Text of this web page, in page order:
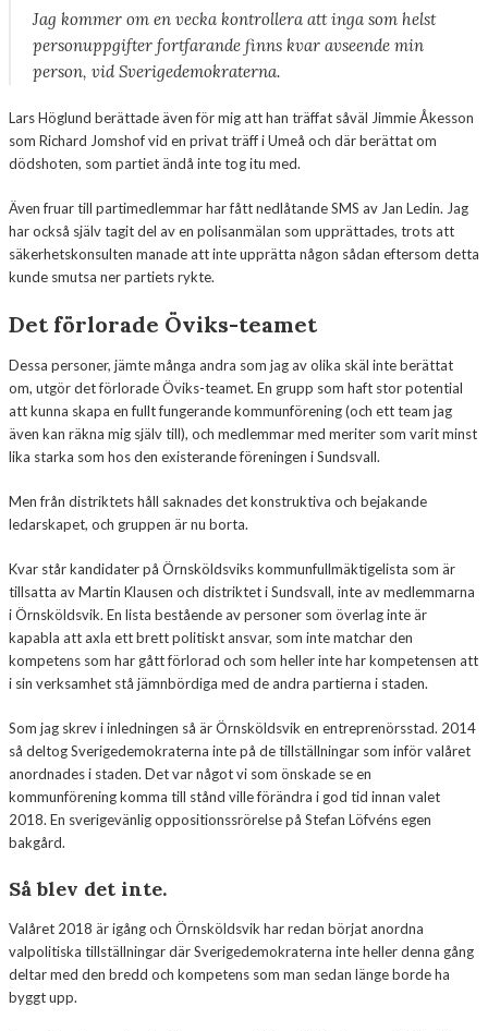
Jag kommer om en vecka kontrollera att inga som helst
personuppgifter fortfarande finns kvar avseende min
person, vid Sverigedemokraterna.
Lars Höglund berättade även för mig att han träffat såväl Jimmie Åkesson
som Richard Jomshof vid en privat träff i Umeå och där berättat om
dödshoten, som partiet ändå inte tog itu med.
Även fruar till partimedlemmar har fått nedlåtande SMS av Jan Ledin. Jag
har också själv tagit del av en polisanmälan som upprättades, trots att
säkerhetskonsulten manade att inte upprätta någon sådan eftersom detta
kunde smutsa ner partiets rykte.
Det förlorade Öviks-teamet
Dessa personer, jämte många andra som jag av olika skäl inte berättat
om, utgör det förlorade Öviks-teamet. En grupp som haft stor potential
att kunna skapa en fullt fungerande kommunförening (och ett team jag
även kan räkna mig själv till), och medlemmar med meriter som varit minst
lika starka som hos den existerande föreningen i Sundsvall.
Men från distriktets håll saknades det konstruktiva och bejakande
ledarskapet, och gruppen är nu borta.
Kvar står kandidater på Örnsköldsviks kommunfullmäktigelista som är
tillsatta av Martin Klausen och distriktet i Sundsvall, inte av medlemmarna
i Örnsköldsvik. En lista bestående av personer som överlag inte är
kapabla att axla ett brett politiskt ansvar, som inte matchar den
kompetens som har gått förlorad och som heller inte har kompetensen att
i sin verksamhet stå jämnbördiga med de andra partierna i staden.
Som jag skrev i inledningen så är Örnsköldsvik en entreprenörsstad. 2014
så deltog Sverigedemokraterna inte på de tillställningar som inför valåret
anordnades i staden. Det var något vi som önskade se en
kommunförening komma till stånd ville förändra i god tid innan valet
2018. En sverigevänlig oppositionssrörelse på Stefan Löfvéns egen
bakgård.
Så blev det inte.
Valåret 2018 är igång och Örnsköldsvik har redan börjat anordna
valpolitiska tillställningar där Sverigedemokraterna inte heller denna gång
deltar med den bredd och kompetens som man sedan länge borde ha
byggt upp.